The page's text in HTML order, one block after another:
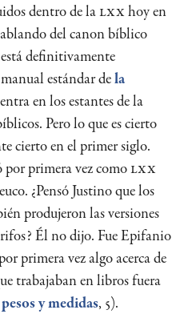
dentro de laLXXhoy en
del canon bíblico
definitivamente
estándar dela
en los estantes de la
Pero lo que es cierto
cierto en el primer siglo.
primera vez comoLXX
¿Pensó Justino que los
produjeron las versiones
Él no dijo. Fue Epifanio
primera vez algo acerca de
trabajaban en libros fuera
y medidas, 5).